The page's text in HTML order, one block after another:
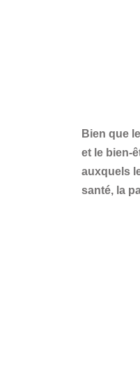
Bien que
et le bien-
auxquels
santé, la